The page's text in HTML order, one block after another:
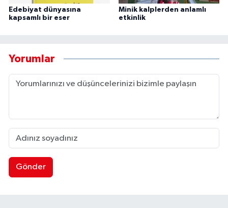
Edebiyat dünyasına
kapsamlı bir eser
Minik kalplerden anlamlı
etkinlik
Yorumlar
Gönder